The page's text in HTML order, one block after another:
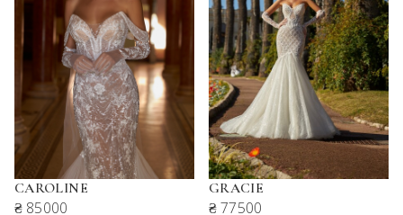
CAROLINE
₴ 85000
GRACIE
₴ 77500